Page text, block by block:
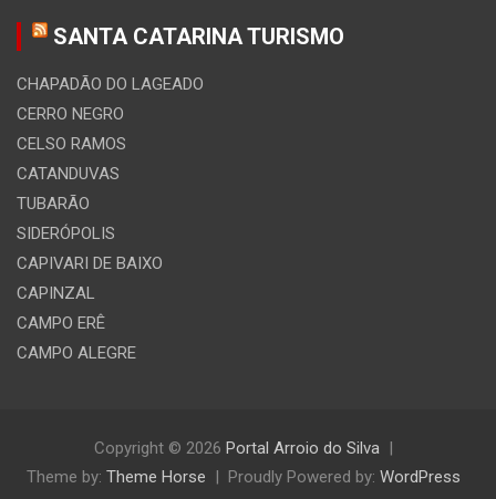
SANTA CATARINA TURISMO
CHAPADÃO DO LAGEADO
CERRO NEGRO
CELSO RAMOS
CATANDUVAS
TUBARÃO
SIDERÓPOLIS
CAPIVARI DE BAIXO
CAPINZAL
CAMPO ERÊ
CAMPO ALEGRE
Copyright © 2026 Portal Arroio do Silva
Theme by: Theme Horse Proudly Powered by: WordPress